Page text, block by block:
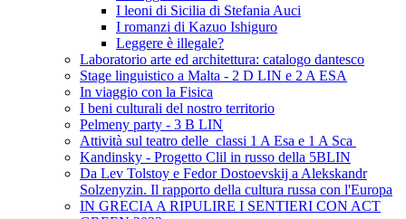
I leoni di Sicilia di Stefania Auci
I romanzi di Kazuo Ishiguro
Leggere è illegale?
Laboratorio arte ed architettura: catalogo dantesco
Stage linguistico a Malta - 2 D LIN e 2 A ESA
In viaggio con la Fisica
I beni culturali del nostro territorio
Pelmeny party - 3 B LIN
Attività sul teatro delle classi 1 A Esa e 1 A Sca
Kandinsky - Progetto Clil in russo della 5BLIN
Da Lev Tolstoy e Fedor Dostoevskij a Alekskandr
Solzenyzin. Il rapporto della cultura russa con l'Europa
IN GRECIA A RIPULIRE I SENTIERI CON ACT